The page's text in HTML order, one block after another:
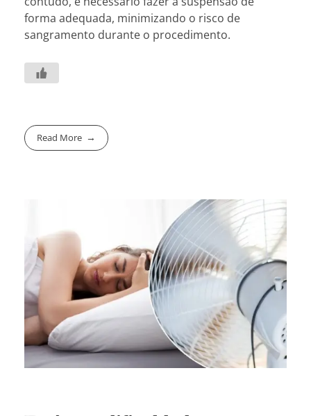
forma adequada, minimizando o risco de
sangramento durante o procedimento.
Read More